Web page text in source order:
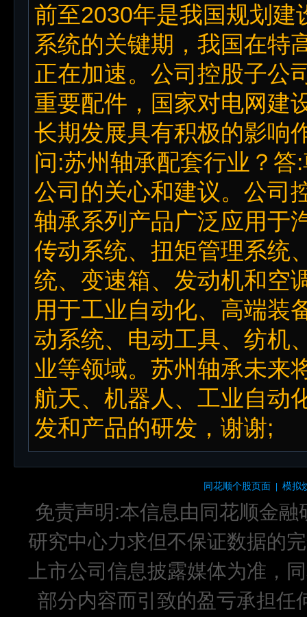
前至2030年是我国规划建
系统的关键期，我国在特
正在加速。公司控股子公
重要配件，国家对电网建
长期发展具有积极的影响
问:苏州轴承配套行业？
公司的关心和建议。公司
轴承系列产品广泛应用于
传动系统、扭矩管理系统
统、变速箱、发动机和空
用于工业自动化、高端装
动系统、电动工具、纺机
业等领域。苏州轴承未来
航天、机器人、工业自动
发和产品的研发，谢谢;
同花顺个股页面 | 模拟
免责声明:本信息由同花顺金
研究中心力求但不保证数据的
上市公司信息披露媒体为准，
部分内容而引致的盈亏承担任